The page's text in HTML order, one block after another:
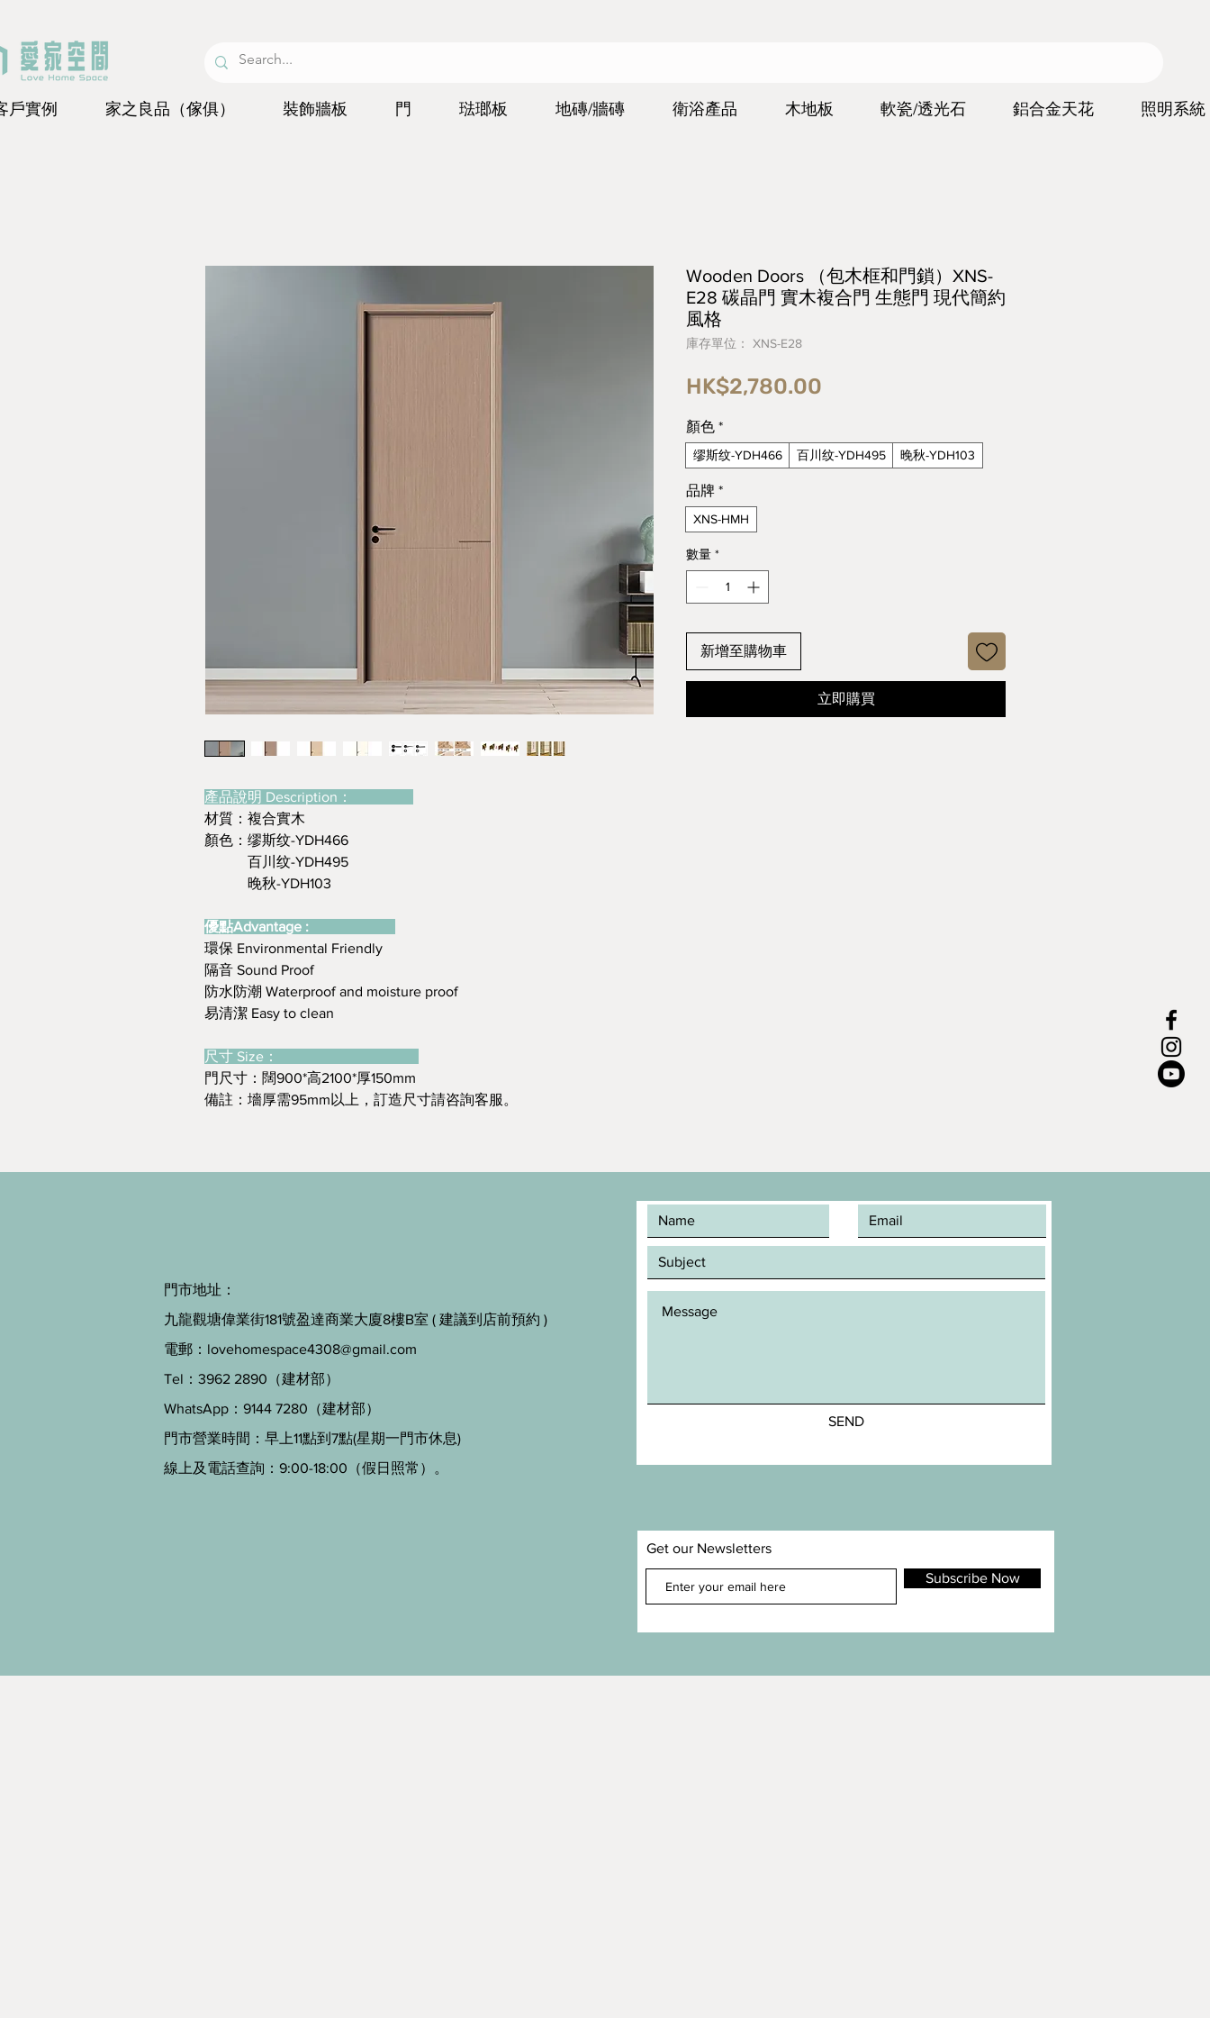
戶實例 家之良品（傢俱） 裝飾牆板 門 琺瑯板 地磚/牆磚 衛浴產品 木地板 軟瓷/透光石 鋁合金天花 照明系統
產品說明 Description：
材質：複合實木
顏色：缪斯纹-YDH466
百川纹-YDH495
晚秋-YDH103
優點Advantage :
環保 Environmental Friendly
隔音 Sound Proof
防水防潮 Waterproof and moisture proof
易清潔 Easy to clean
尺寸 Size：
門尺寸：闊900*高2100*厚150mm
備註：墻厚需95mm以上，訂造尺寸請咨詢客服。
Wooden Doors （包木框和門鎖）XNS-
E28 碳晶門 實木複合門 生態門 現代簡約
風格
庫存單位： XNS-E28
HK$2,780.00
顏色 *
缪斯纹-YDH466 百川纹-YDH495 晚秋-YDH103
品牌 *
XNS-HMH
數量 *
新增至購物車
立即購買
門市地址：
九龍觀塘偉業街181號盈達商業大廈8樓B室 ( 建議到店前預約 )
電郵： lovehomespace4308@gmail.com
Tel：3962 2890（建材部）
WhatsApp：9144 7280（建材部）
門市營業時間：早上11點到7點(星期一門市休息)
線上及電話查詢：9:00-18:00（假日照常）。
SEND
Get our Newsletters
Subscribe Now